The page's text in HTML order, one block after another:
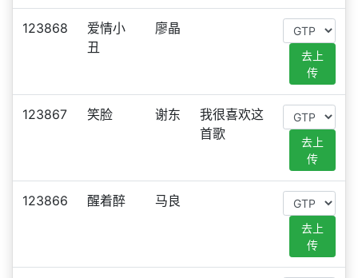
123868
爱情小
丑
廖晶
去上
传
123867 笑脸 谢东
我很喜欢这
首歌
去上
传
123866 醒着醉 马良
去上
传